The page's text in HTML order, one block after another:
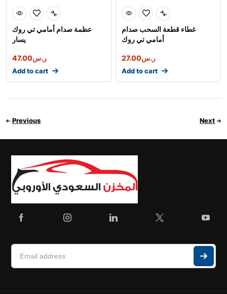
عظمة صدام أمامي تي روك
يسار
ر.س47.00
Add to cart
غطاء قطعة السحب صدام
أمامي تي روك
ر.س27.00
Add to cart
Previous Next